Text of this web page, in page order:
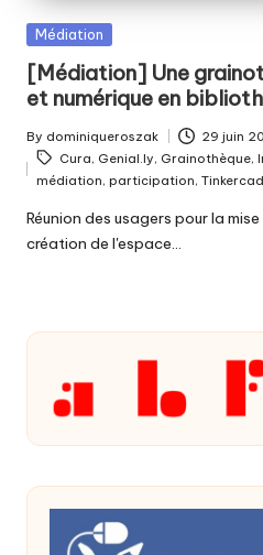
Posted
Médiation
[Médiation] Une
et numérique en
Posted
by
By dominiqueroszak
29 juin
Tags:Cura, Genial.ly, Grainothèque,
médiation,participation,Tinkercad
Réunion des usagers pour la
création de l'espace…